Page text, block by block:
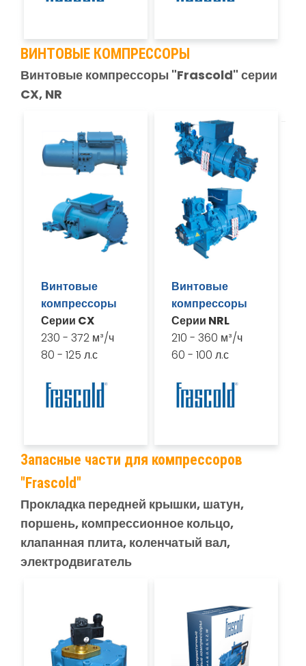
ВИНТОВЫЕ КОМПРЕССОРЫ
Винтовые компрессоры "Frascold" серии
CX, NR
Винтовые
компрессоры
Серии CX
230 - 372 м³/ч
80 - 125 л.с
Винтовые
компрессоры
Серии NRL
210 - 360 м³/ч
60 - 100 л.с
Запасные части для компрессоров
"Frascold"
Прокладка передней крышки, шатун,
поршень, компрессионное кольцо,
клапанная плита, коленчатый вал,
электродвигатель